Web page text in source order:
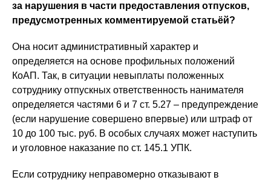
за нарушения в части предоставления отпусков,
предусмотренных комментируемой статьёй?
Она носит административный характер и
определяется на основе профильных положений
КоАП. Так, в ситуации невыплаты положенных
сотруднику отпускных ответственность нанимателя
определяется частями 6 и 7 ст. 5.27 – предупреждение
(если нарушение совершено впервые) или штраф от
10 до 100 тыс. руб. В особых случаях может наступить
и уголовное наказание по ст. 145.1 УПК.
Если сотруднику неправомерно отказывают в